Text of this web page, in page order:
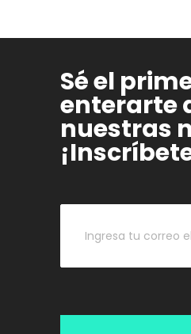
Sé el
enterarte
nuestras